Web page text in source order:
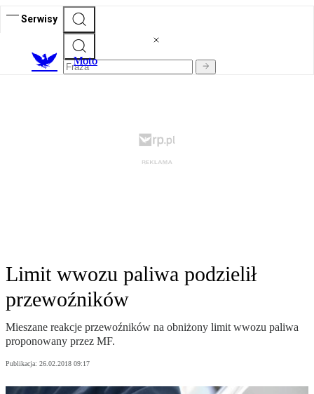
Serwisy
Moto
Limit wwozu paliwa podzielił
przewoźników
Mieszane reakcje przewoźników na obniżony limit wwozu paliwa
proponowany przez MF.
Publikacja: 26.02.2018 09:17